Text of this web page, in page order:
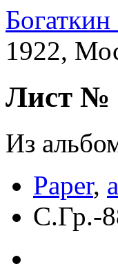
1922,
Лист №
Из
Paper,
С.Гр.-